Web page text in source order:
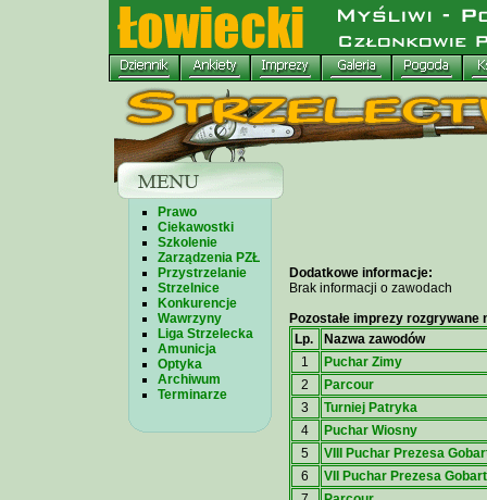
Prawo
Ciekawostki
Szkolenie
Zarządzenia PZŁ
Przystrzelanie
Strzelnice
Konkurencje
Wawrzyny
Liga Strzelecka
Amunicja
Optyka
Archiwum
Terminarze
Dodatkowe informacje:
Brak informacji o zawodach
Pozostałe imprezy rozgrywane
Lp.
Nazwa zawodów
1
Puchar Zimy
2
Parcour
3
Turniej Patryka
4
Puchar Wiosny
5
VIII Puchar Prezesa
6
VII Puchar Prezesa